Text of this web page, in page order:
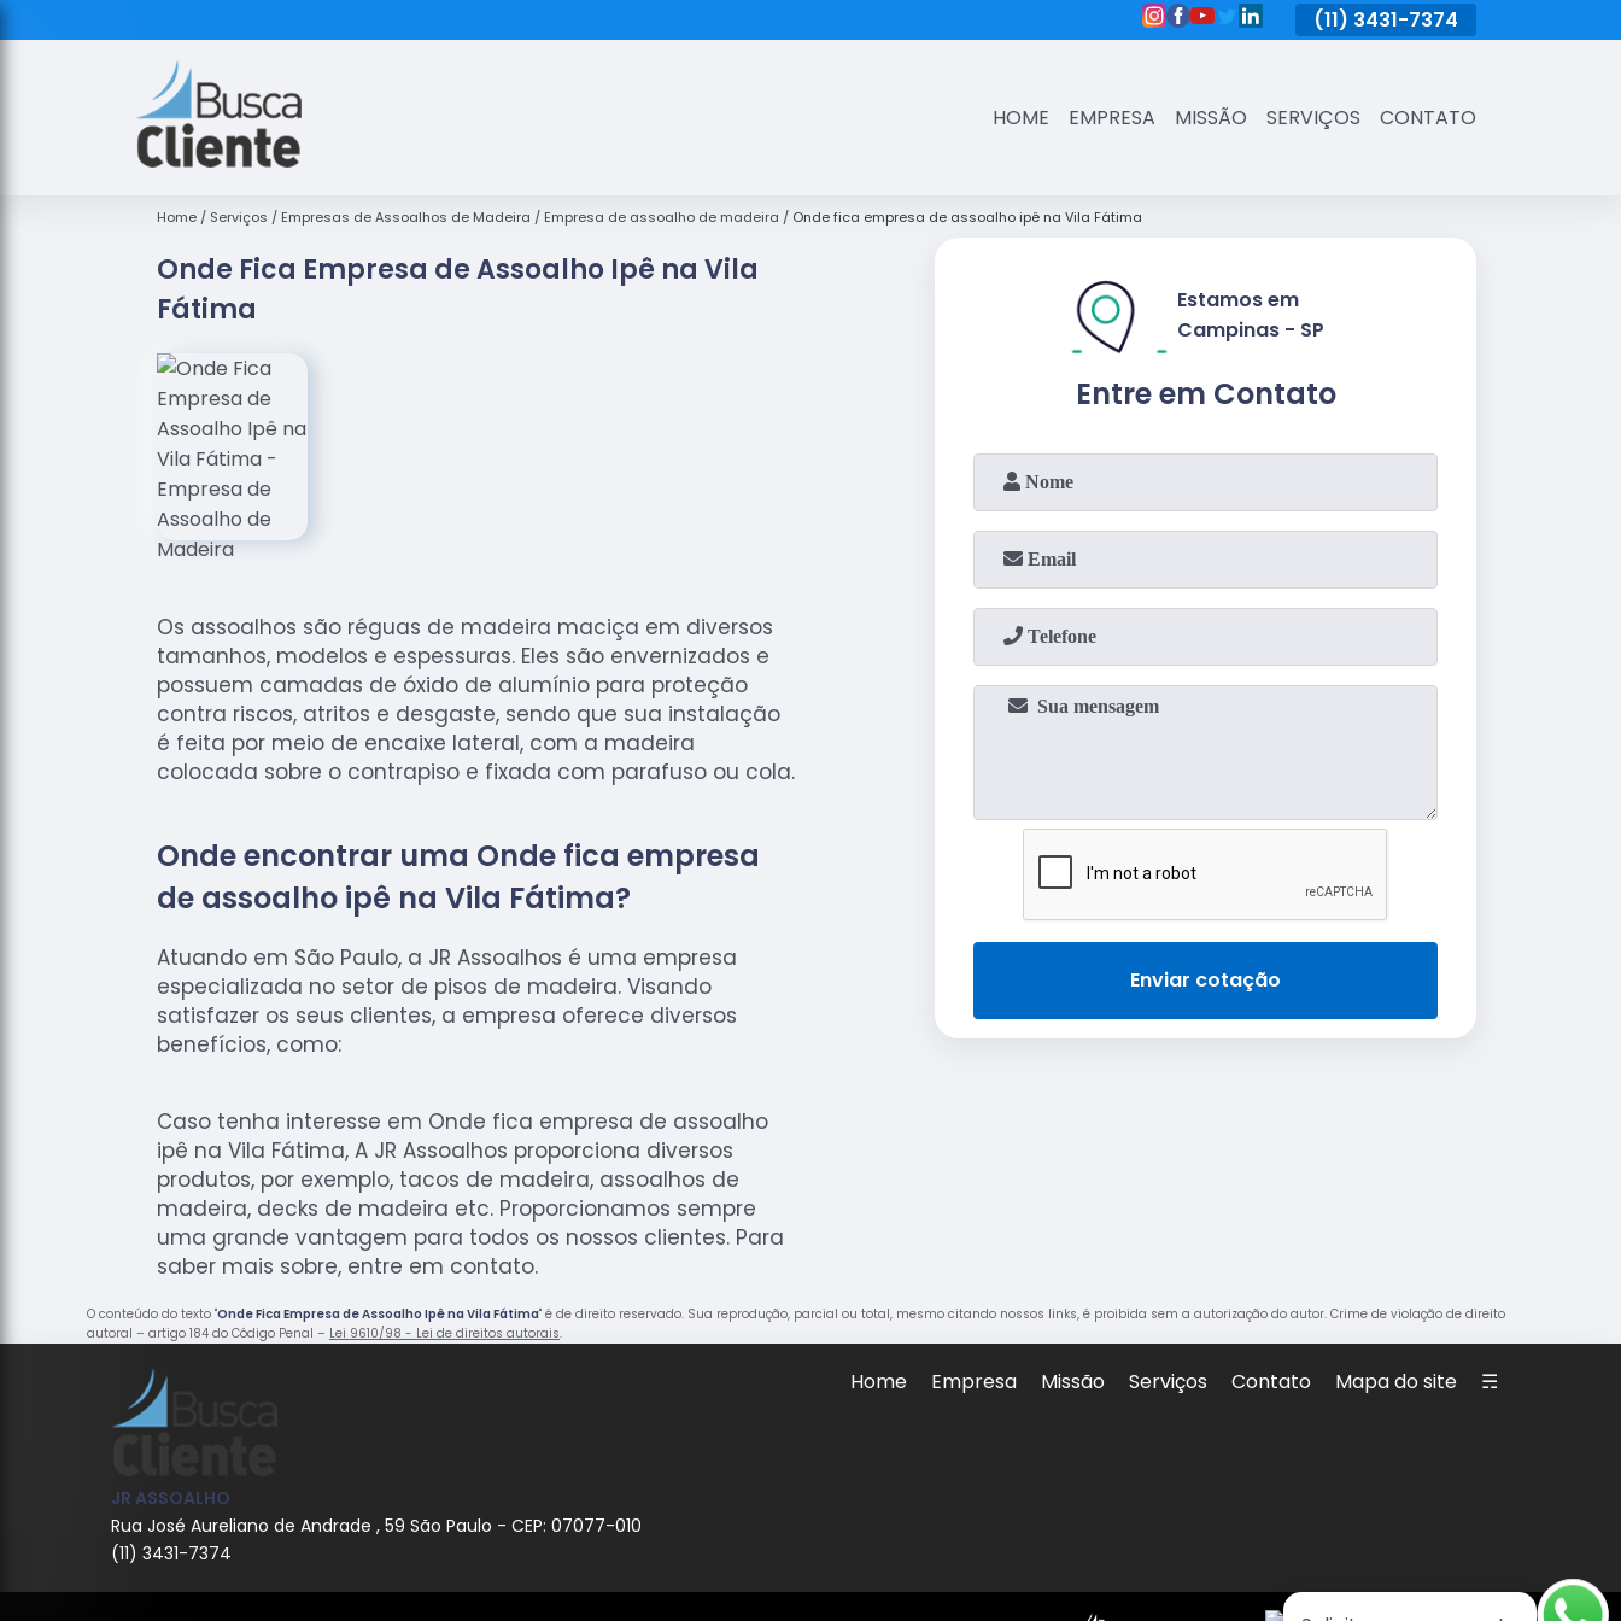
3431-7374 (11) 3431-7374
HOME EMPRESA MISSÃO SERVIÇOS CONTATO
Home Serviços Empresas de Assoalhos de Madeira Empresa de assoalho de madeira Onde fica empresa de assoalho ipê na Vila Fátima
Onde Fica Empresa de Assoalho Ipê na Vila
Fátima
Os assoalhos são réguas de madeira maciça em diversos
tamanhos, modelos e espessuras. Eles são envernizados e
possuem camadas de óxido de alumínio para proteção
contra riscos, atritos e desgaste, sendo que sua instalação
é feita por meio de encaixe lateral, com a madeira
colocada sobre o contrapiso e fixada com parafuso ou cola.
Onde encontrar uma Onde fica empresa
de assoalho ipê na Vila Fátima?
Atuando em São Paulo, a JR Assoalhos é uma empresa
especializada no setor de pisos de madeira. Visando
satisfazer os seus clientes, a empresa oferece diversos
benefícios, como:
Caso tenha interesse em Onde fica empresa de assoalho
ipê na Vila Fátima, A JR Assoalhos proporciona diversos
produtos, por exemplo, tacos de madeira, assoalhos de
madeira, decks de madeira etc. Proporcionamos sempre
uma grande vantagem para todos os nossos clientes. Para
saber mais sobre, entre em contato.
Entre em Contato
Estamos em
Campinas - SP
Enviar cotação
O conteúdo do texto "Onde Fica Empresa de Assoalho Ipê na Vila Fátima" é de direito reservado. Sua reprodução, parcial ou total, mesmo citando nossos links, é proibida sem a autorização do autor. Crime de violação de direito
autoral – artigo 184 do Código Penal – Lei 9610/98 - Lei de direitos autorais.
JR ASSOALHO
Rua José Aureliano de Andrade , 59 São Paulo - CEP: 07077-010
(11) 3431-7374
Home Empresa Missão Serviços Contato Mapa do site ☴